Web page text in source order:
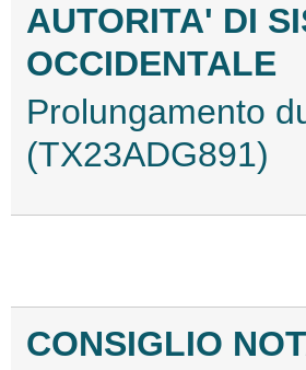
AUTORITA' DI
OCCIDENTALE
Prolungamento
(TX23ADG891)
CONSIGLIO